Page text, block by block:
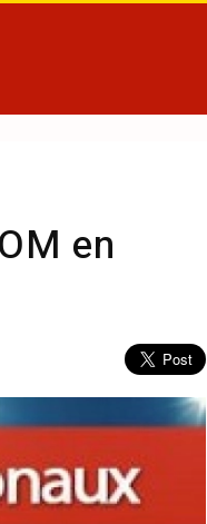
en